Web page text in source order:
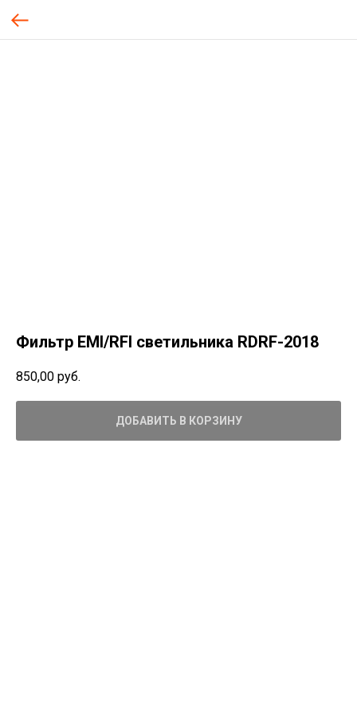
Фильтр EMI/RFI светильника RDRF-2018
850,00 руб.
ДОБАВИТЬ В КОРЗИНУ